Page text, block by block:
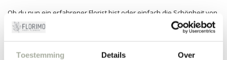
Toestemming Details Over
Ob du nun ein erfahrener Florist bist oder einfach die Schönheit von
Blumen genießt, die Hortensie bietet endlose Möglichkeiten, kreativ
zu sein. Bei Florimo stehen wir bereit, dir bei der Auswahl der
du noch? Tauche ein in die farbenfrohe Welt der Hortensie und